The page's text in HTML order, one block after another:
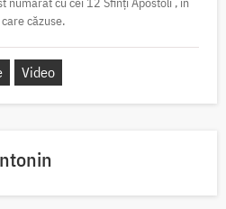
căzuse.
Video